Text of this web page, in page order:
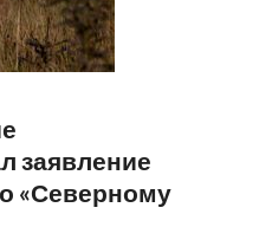
заявление
«Северному